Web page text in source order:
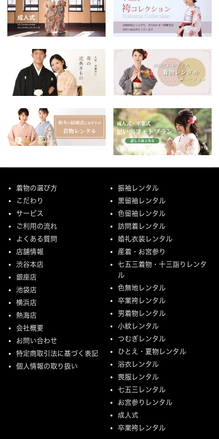
着物の選び方
こだわり
サービス
ご利用の流れ
よくある質問
店舗情報
渋谷本店
銀座店
池袋店
横浜店
熱海店
会社概要
お問い合わせ
特定商取引法に基づく表記
個人情報の取り扱い
振袖レンタル
黒留袖レンタル
色留袖レンタル
訪問着レンタル
婚礼衣装レンタル
産着・お宮参り
七五三着物・十三詣りレンタ
ル
色無地レンタル
卒業袴レンタル
男着物レンタル
小紋レンタル
つむぎレンタル
ひとえ・夏物レンタル
浴衣レンタル
喪服レンタル
七五三レンタル
お宮参りレンタル
成人式
卒業袴レンタル